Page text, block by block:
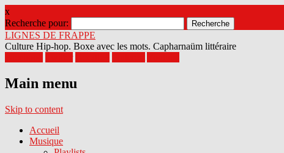
x
Recherche pour:
LIGNES DE FRAPPE
Culture Hip-hop. Boxe avec les mots. Capharnaüm littéraire
Main menu
Skip to content
Accueil
Musique